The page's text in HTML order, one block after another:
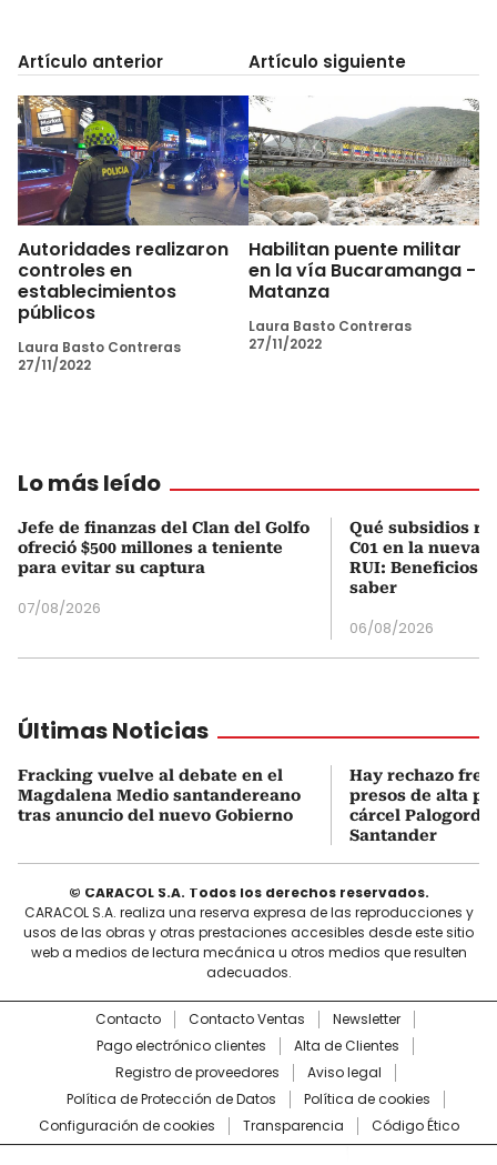
Artículo anterior
Autoridades realizaron
controles en
establecimientos
públicos
Laura Basto Contreras
27/11/2022
Artículo siguiente
Habilitan puente militar
en la vía Bucaramanga -
Matanza
Laura Basto Contreras
27/11/2022
Lo más leído
Jefe de finanzas del Clan del Golfo
ofreció $500 millones a teniente
para evitar su captura
07/08/2026
Qué subsidios
C01 en la nueva
RUI: Beneficios
saber
06/08/2026
Últimas Noticias
Fracking vuelve al debate en el
Magdalena Medio santandereano
tras anuncio del nuevo Gobierno
Hay rechazo
presos de alta
cárcel Palogordo
Santander
© CARACOL S.A. Todos los derechos reservados.
CARACOL S.A. realiza una reserva expresa de las reproducciones y
usos de las obras y otras prestaciones accesibles desde este sitio
web a medios de lectura mecánica u otros medios que resulten
adecuados.
Contacto Contacto Ventas
Newsletter
Pago electrónico clientes
Alta de Clientes
Registro de proveedores
Aviso legal
Política de Protección de Datos
Política de cookies
Configuración de cookies
Transparencia Código Ético